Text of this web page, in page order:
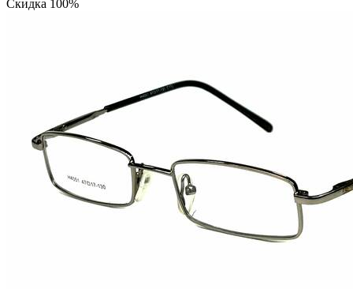
Скидка 100%